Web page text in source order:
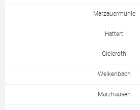
Marzauermühle
Hattert
Gieleroth
Welkenbach
Marzhausen